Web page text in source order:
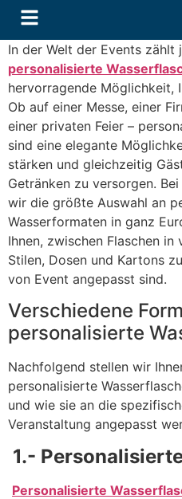
In der Welt der Events zählt
personalisierte
hervorragende Möglichkeit,
Ob auf einer Messe, einer
einer privaten Feier –
sind eine elegante
stärken und gleichzeitig
Getränken zu versorgen.
wir die größte Auswahl an
Wasserformaten in ganz
Ihnen, zwischen Flaschen in
Stilen, Dosen und Kartons
von Event angepasst sind.
Verschiedene
personalisierte
Nachfolgend stellen wir
personalisierte
und wie sie an die
Veranstaltung angepasst
1.-
Personalisierte